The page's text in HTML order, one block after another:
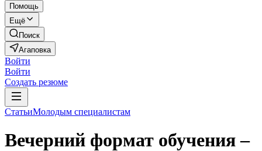
Помощь
Ещё
Поиск
Агаповка
Войти
Войти
Создать резюме
СтатьиМолодым специалистам
Вечерний формат обучения –